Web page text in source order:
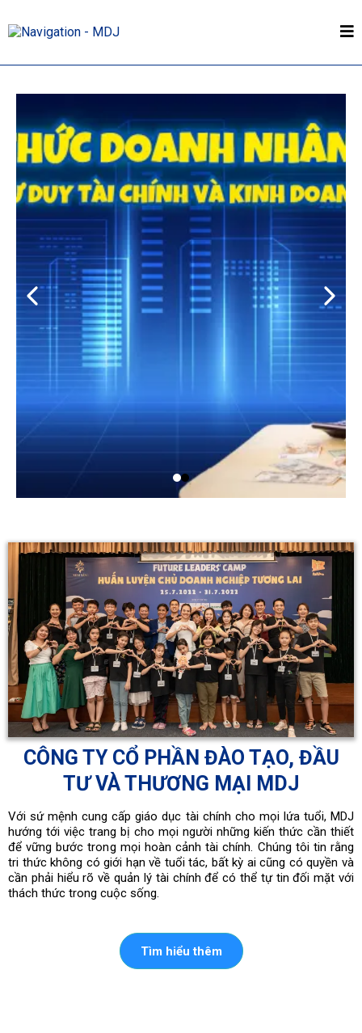
CÔNG TY CỔ PHẦN ĐÀO TẠO, ĐẦU
TƯ VÀ THƯƠNG MẠI MDJ
Với sứ mệnh cung cấp giáo dục tài chính cho mọi lứa tuổi, MDJ
hướng tới việc trang bị cho mọi người những kiến thức cần thiết
để vững bước trong mọi hoàn cảnh tài chính. Chúng tôi tin rằng
tri thức không có giới hạn về tuổi tác, bất kỳ ai cũng có quyền và
cần phải hiểu rõ về quản lý tài chính để có thể tự tin đối mặt với
thách thức trong cuộc sống.
Tìm hiểu thêm